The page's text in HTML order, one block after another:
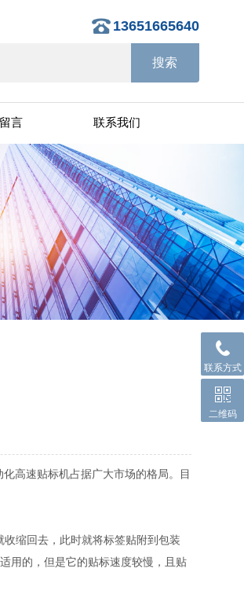
13651665640
言 联系我们
高速贴标机占据广大市场的格局。目
缩回去，此时就将标签贴附到包装
用的，但是它的贴标速度较慢，且贴
联系方式
二维码